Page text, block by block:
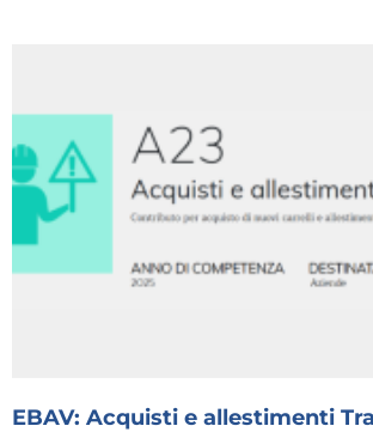
EBAV: Acquisti e allestimenti